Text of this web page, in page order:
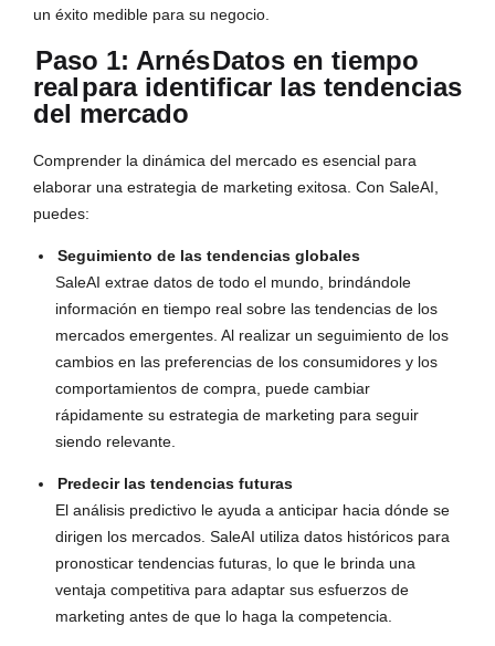
un éxito medible para su negocio.
Paso 1: ArnésDatos en tiempo
realpara identificar las tendencias
del mercado
Comprender la dinámica del mercado es esencial para
elaborar una estrategia de marketing exitosa. Con SaleAI,
puedes:
Seguimiento de las tendencias globales
SaleAI extrae datos de todo el mundo, brindándole
información en tiempo real sobre las tendencias de los
mercados emergentes. Al realizar un seguimiento de los
cambios en las preferencias de los consumidores y los
comportamientos de compra, puede cambiar
rápidamente su estrategia de marketing para seguir
siendo relevante.
Predecir las tendencias futuras
El análisis predictivo le ayuda a anticipar hacia dónde se
dirigen los mercados. SaleAI utiliza datos históricos para
pronosticar tendencias futuras, lo que le brinda una
ventaja competitiva para adaptar sus esfuerzos de
marketing antes de que lo haga la competencia.